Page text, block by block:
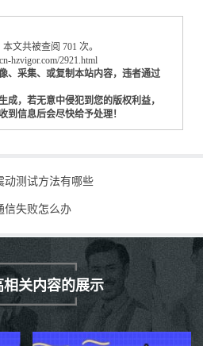
文共被查阅 701 次。
hzvigor.com/2921.html
、采集、或复制本站内容，违者通过
成，若无意中侵犯到您的版权利益，
到信息后会尽快给予处理！
动测试方法有哪些
信失败怎么办
相关内容的展示